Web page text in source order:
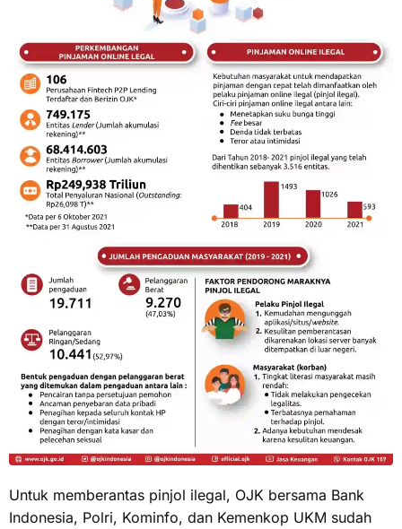
Untuk memberantas pinjol ilegal, OJK bersama Bank
Indonesia, Polri, Kominfo, dan Kemenkop UKM sudah